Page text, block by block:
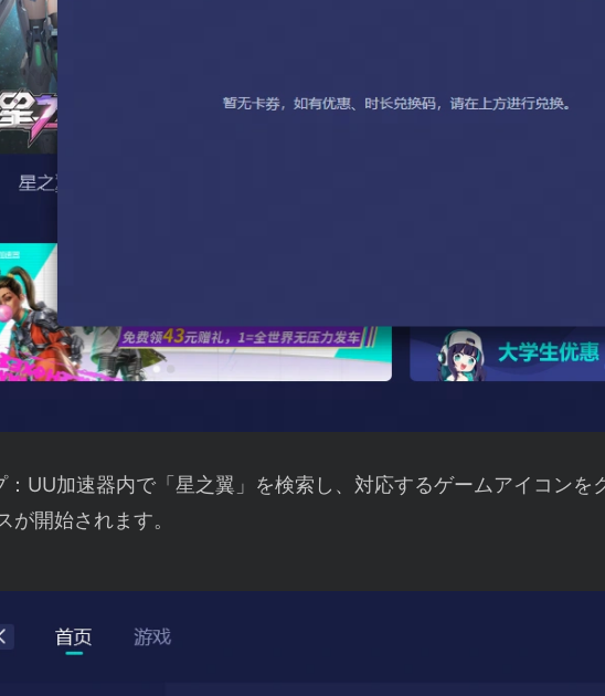
UU加速器内で「星之翼」を検索し、対応するゲームアイコンを
が開始されます。